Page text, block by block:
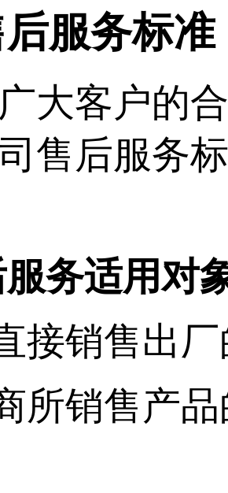
服务标准
大客户的
售后服务
务适用对
接销售出
所销售产